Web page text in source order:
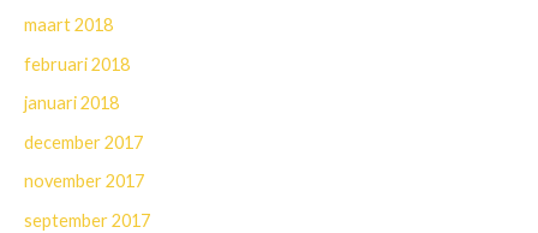
maart 2018
februari 2018
januari 2018
december 2017
november 2017
september 2017